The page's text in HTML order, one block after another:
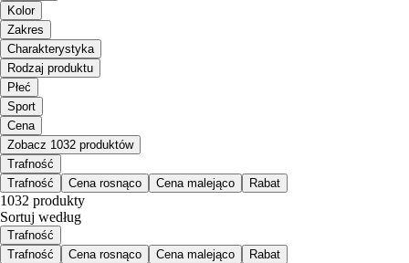
Kolor
Zakres
Charakterystyka
Rodzaj produktu
Płeć
Sport
Cena
Zobacz 1032 produktów
Trafność
Trafność
Cena rosnąco Cena malejąco Rabat
1032 produkty
Sortuj według
Trafność
Trafność
Cena rosnąco Cena malejąco Rabat